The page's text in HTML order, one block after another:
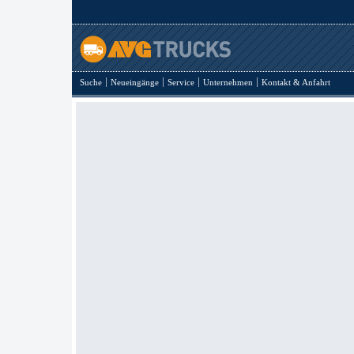
Suche Neueingänge Service Unternehmen Kontakt & Anfahrt